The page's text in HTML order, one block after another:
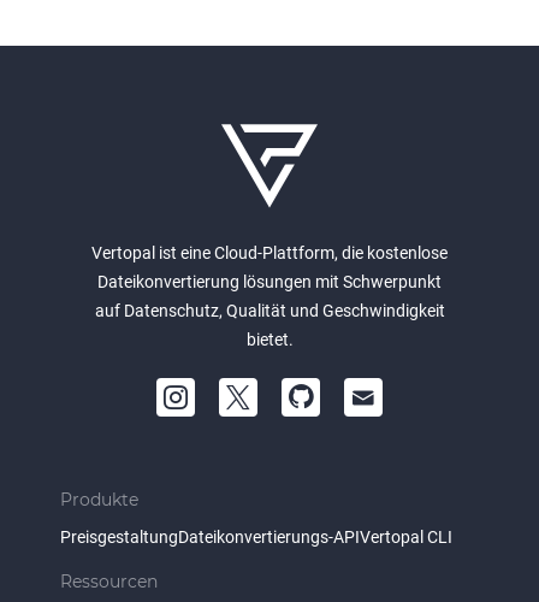
Vertopal ist eine Cloud-Plattform, die kostenlose
Dateikonvertierung lösungen mit Schwerpunkt
auf Datenschutz, Qualität und Geschwindigkeit
bietet.
Produkte
PreisgestaltungDateikonvertierungs-APIVertopal CLI
Ressourcen